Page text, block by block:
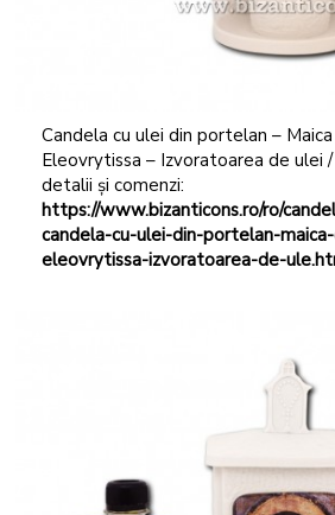
Candela cu ulei din portelan –
Eleovrytissa – Izvoratoarea de ulei
detalii și comenzi:
https://www.bizanticons.ro/ro/
candela-cu-ulei-din-portelan-
eleovrytissa-izvoratoarea-de-